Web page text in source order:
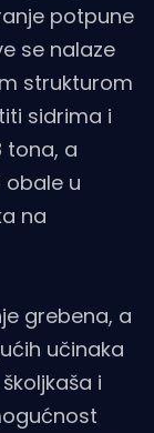
potpune
se nalaze
strukturom
sidrima i
tona, a
u
na
grebena, a
učinaka
i